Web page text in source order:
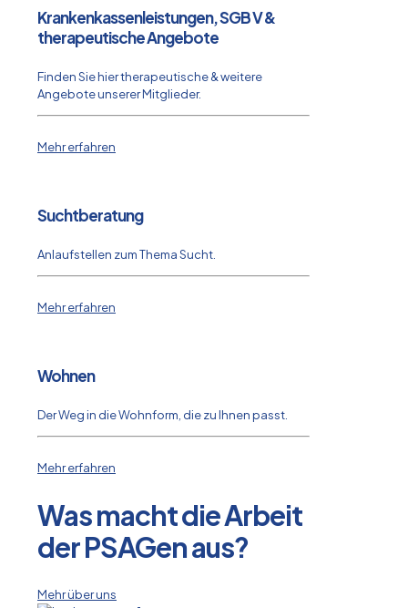
Krankenkassenleistungen, SGB V &
therapeutische Angebote
Finden Sie hier therapeutische & weitere
Angebote unserer Mitglieder.
Mehr erfahren
Suchtberatung
Anlaufstellen zum Thema Sucht.
Mehr erfahren
Wohnen
Der Weg in die Wohnform, die zu Ihnen passt.
Mehr erfahren
Was macht die Arbeit
der PSAGen aus?
Mehr über uns